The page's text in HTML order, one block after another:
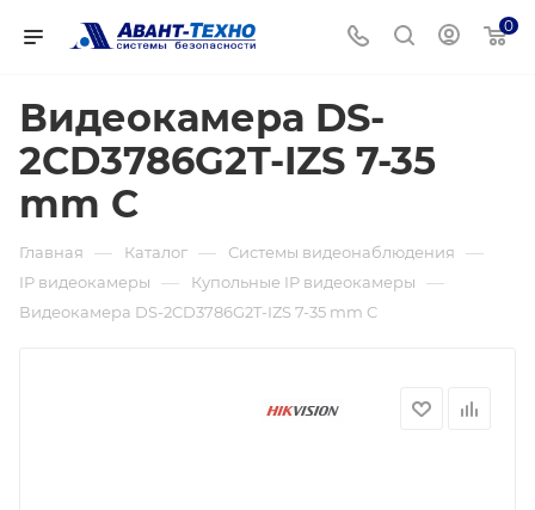
0
Видеокамера DS-
2CD3786G2T-IZS 7-35
mm C
Главная — Каталог — Системы видеонаблюдения —
IP видеокамеры — Купольные IP видеокамеры —
Видеокамера DS-2CD3786G2T-IZS 7-35 mm C